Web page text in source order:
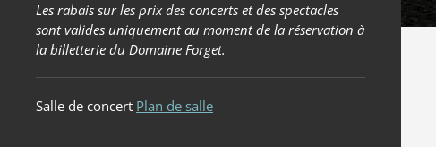
Les rabais sur les prix des concerts et des spectacles
sont valides uniquement au moment de la réservation à
la billetterie du Domaine Forget.
Salle de concert Plan de salle